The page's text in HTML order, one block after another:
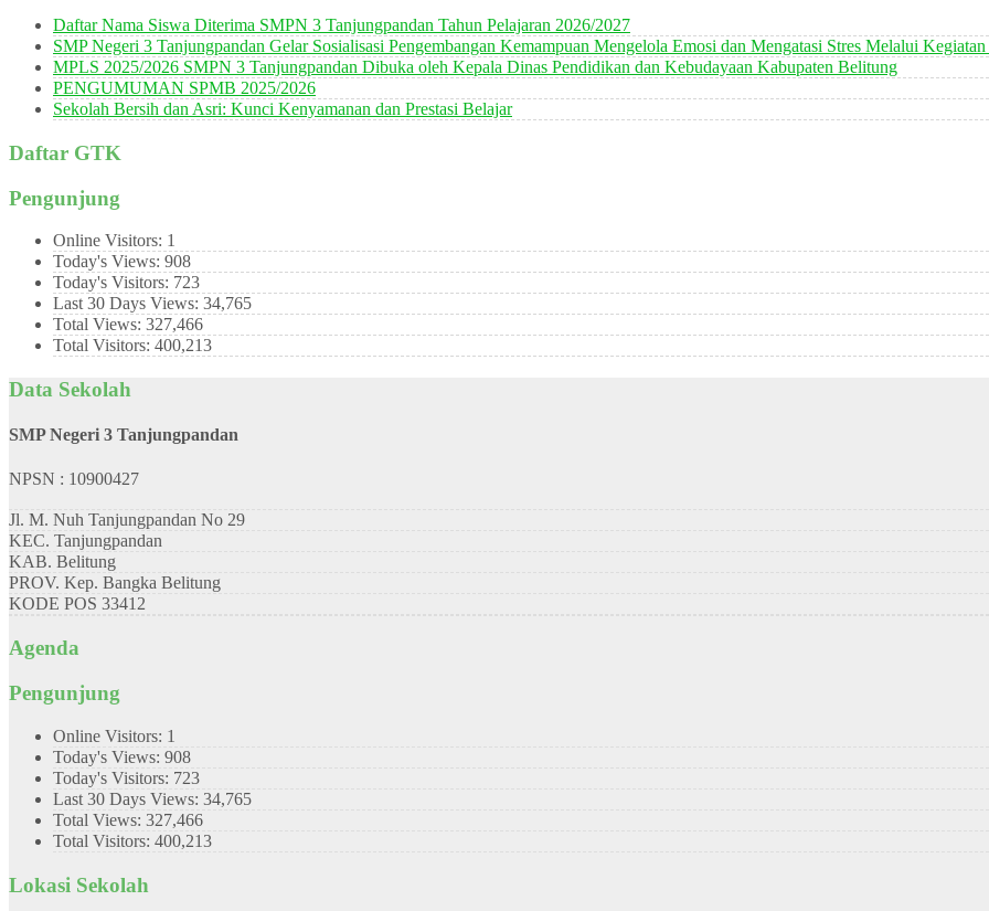
Daftar Nama Siswa Diterima SMPN 3 Tanjungpandan Tahun Pelajaran 2026/2027
SMP Negeri 3 Tanjungpandan Gelar Sosialisasi Pengembangan Kemampuan Mengelola Emosi dan Mengatasi Stres Melalui
MPLS 2025/2026 SMPN 3 Tanjungpandan Dibuka oleh Kepala Dinas Pendidikan dan Kebudayaan Kabupaten Belitung
PENGUMUMAN SPMB 2025/2026
Sekolah Bersih dan Asri: Kunci Kenyamanan dan Prestasi Belajar
Daftar GTK
Pengunjung
Online Visitors: 1
Today's Views: 908
Today's Visitors: 723
Last 30 Days Views: 34,765
Total Views: 327,466
Total Visitors: 400,213
Data Sekolah
SMP Negeri 3 Tanjungpandan
NPSN : 10900427
Jl. M. Nuh Tanjungpandan No 29
KEC. Tanjungpandan
KAB. Belitung
PROV. Kep. Bangka Belitung
KODE POS 33412
Agenda
Pengunjung
Online Visitors: 1
Today's Views: 908
Today's Visitors: 723
Last 30 Days Views: 34,765
Total Views: 327,466
Total Visitors: 400,213
Lokasi Sekolah